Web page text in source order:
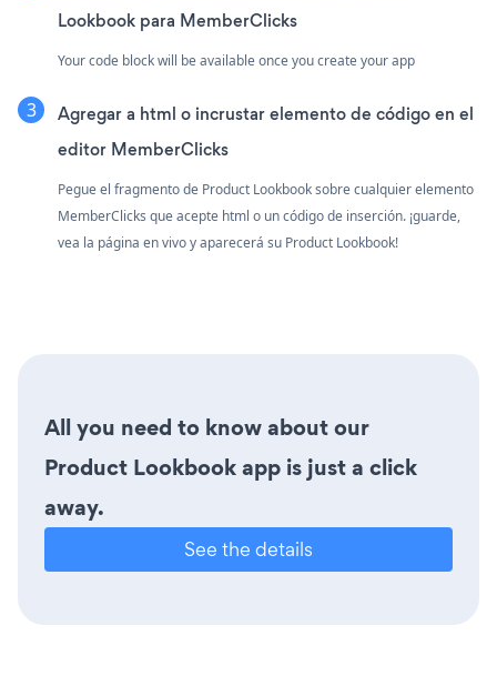
Lookbook para MemberClicks
Your code block will be available once you create your app
Agregar a html o incrustar elemento de código en el
editor MemberClicks
Pegue el fragmento de Product Lookbook sobre cualquier elemento
MemberClicks que acepte html o un código de inserción. ¡guarde,
vea la página en vivo y aparecerá su Product Lookbook!
All you need to know about our
Product Lookbook app is just a click
away.
See the details